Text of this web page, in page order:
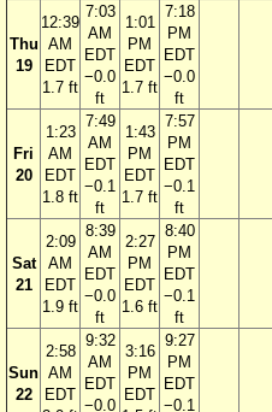
Thu
19
12:39
AM
EDT
1.7 ft
7:03
AM
EDT
−0.0
ft
1:01
PM
EDT
1.7 ft
7:18
PM
EDT
−0.0
ft
Fri
20
1:23
AM
EDT
1.8 ft
7:49
AM
EDT
−0.1
ft
1:43
PM
EDT
1.7 ft
7:57
PM
EDT
−0.1
ft
Sat
21
2:09
AM
EDT
1.9 ft
8:39
AM
EDT
−0.0
ft
2:27
PM
EDT
1.6 ft
8:40
PM
EDT
−0.1
ft
Sun
22
2:58
AM
EDT
9:32
AM
EDT
−0.0
3:16
PM
EDT
9:27
PM
EDT
−0.1